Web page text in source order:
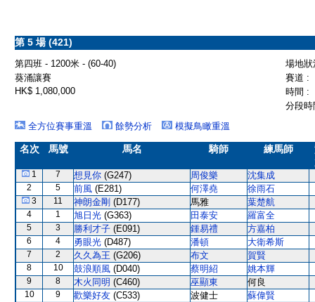
第 5 場 (421)
第四班 - 1200米 - (60-40)
場地
葵涌讓賽
賽道 :
HK$ 1,080,000
時間 :
分段
全方位賽事重溫
餘勢分析 模擬鳥瞰重溫
名次 馬號 馬名 騎師 練馬師
1 7 想見你 (G247) 周俊樂 沈集成
2 5 前風 (E281) 何澤堯 徐雨石
3 11 神朗金剛 (D177) 馬雅 葉楚航
4 1 旭日光 (G363) 田泰安 羅富全
5 3 勝利才子 (E091) 鍾易禮 方嘉柏
6 4 勇眼光 (D487) 潘頓 大衛希斯
7 2 久久為王 (G206) 布文 賀賢
8 10 鼓浪順風 (D040) 蔡明紹 姚本輝
9 8 木火同明 (C460) 巫顯東 何良
10 9 歡樂好友 (C533) 波健士 蘇偉賢